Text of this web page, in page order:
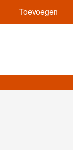
Toevoegen